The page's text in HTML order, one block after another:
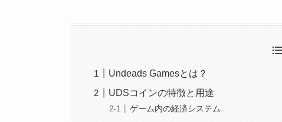
Undeads Gamesとは？
UDSコインの特徴と用途
ゲーム内の経済システム